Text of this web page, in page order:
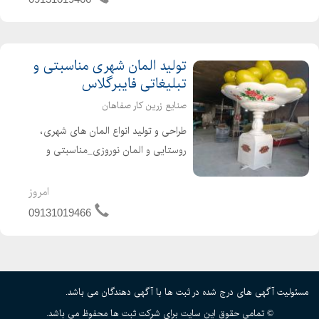
تولید المان شهری مناسبتی و
تبلیغاتی فایبرگلاس
صنایع زرین کار صفاهان
طراحی و تولید انواع المان های شهری،
روستایی و المان نوروزی_مناسبتی و
انواع تندیس و مجسمه های شهری باامروز
09131019466
مسئولیت آگهی های درج شده در ثبت ها با آگهی دهندگان می باشد.
© تمامی حقوق این سایت برای شرکت ثبت ها محفوظ می باشد.